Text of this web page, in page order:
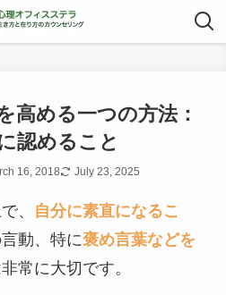
高める一つの方法：
認めること
16, 2018 July 23, 2025
、
自分に素直になるこ
動、特に褒め言葉などを
常に大切です。